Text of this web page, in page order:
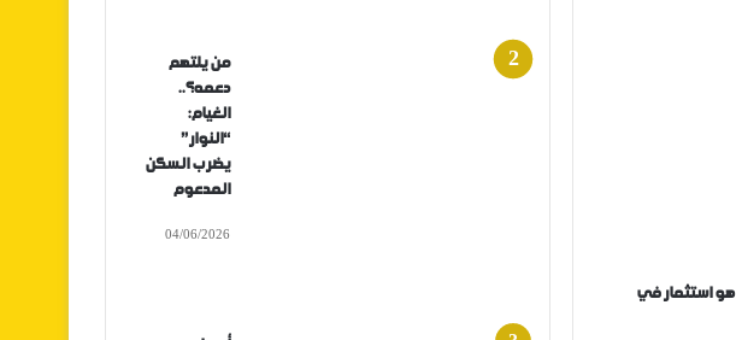
هو استثمار في
من يلتهم
دعمه؟..
الغيام:
“النوار”
يضرب السكن
المدعوم
04/06/2026